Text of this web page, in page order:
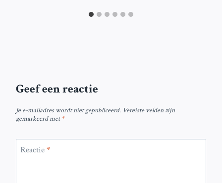
Geef een reactie
Je e-mailadres wordt niet gepubliceerd. Vereiste velden zijn
gemarkeerd met*
Reactie*